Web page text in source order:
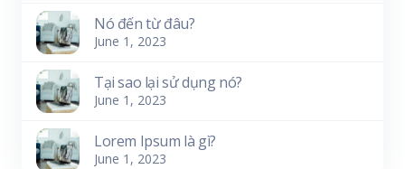
Nó đến từ đâu?
June 1, 2023
Tại sao lại sử dụng nó?
June 1, 2023
Lorem Ipsum là gì?
June 1, 2023